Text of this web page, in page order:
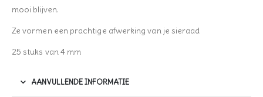
mooi blijven.
Ze vormen een prachtige afwerking van je sieraad
25 stuks van 4 mm
AANVULLENDE INFORMATIE